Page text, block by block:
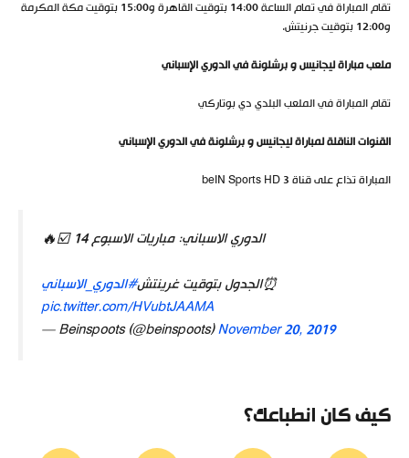
تقام المباراة في تمام الساعة 14:00 بتوقيت القاهرة و15:00 بتوقيت مكة المكرمة
و12:00 بتوقيت جرنيتش.
ملعب مباراة ليجانيس و برشلونة في الدوري الإسباني
تقام المباراة في الملعب البلدي دي بوتاركي
القنوات الناقلة لمباراة ليجانيس و برشلونة في الدوري الإسباني
المباراة تذاع على قناة beIN Sports HD 3
الدوري الاسباني: مباريات الاسبوع 14 ☑️🔥
⏰الجدول بتوقيت غرينتش#الدوري_الاسباني
pic.twitter.com/HVubtJAAMA
— Beinspoots (@beinspoots)November 20, 2019
كيف كان انطباعك؟